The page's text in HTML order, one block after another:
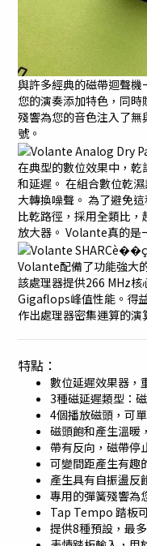
與許多經典的磁帶迴聲
您的演奏添加特色，同
殘響為您的音色注入了
號。
在典型的數位效果中，
和延遲。 在組合數位乾
大轉換噪聲。 為了避免
比乾路徑，採用全類比
放大器。 Volante真的是
Volante配備了功能強大
該處理器提供266 MHz
Gigaflops峰值性能。得
作出處理器密集運算的演
特點：
數位延遲效果器，
3種磁延遲類型：
4個播放磁頭，可
磁頭飽和產生溫暖
帶有反向，磁帶
可變間距產生有趣
產生具有自振盪反
專用的彈簧殘響為
Tap Tempo 踏板
提供8種預設，最